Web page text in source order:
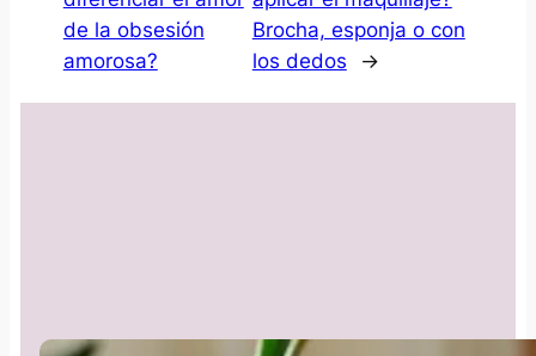
de la obsesión
amorosa?
Brocha, esponja o con
los dedos
→